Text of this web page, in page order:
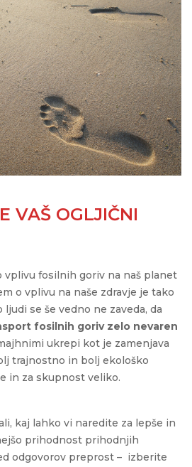
VAŠ OGLJIČNI
vplivu fosilnih goriv na naš planet
o vplivu na naše zdravje je tako
se še vedno ne zaveda, da
fosilnih goriv zelo nevaren
ukrepi kot je zamenjava
trajnostno in bolj ekološko
in za skupnost veliko.
kaj lahko vi naredite za lepše in
prihodnost prihodnjih
odgovorov preprost – izberite